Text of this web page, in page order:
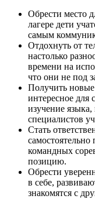
Обрести место
лагере дети
самым
Отдохнуть от
настолько
времени на
что они не под
Получить
интересное для
изучение
специалистов
Стать
командных
позицию.
Обрести
в себе,
знакомятся с